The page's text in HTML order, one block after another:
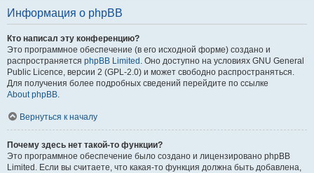
Информация о phpBB
Кто написал эту конференцию?
Это программное обеспечение (в его исходной форме) создано и
распространяется phpBB Limited . Оно доступно на условиях GNU General
Public Licence, версии 2 (GPL-2.0) и может свободно распространяться.
Для получения более подробных сведений перейдите по ссылке
About phpBB.
Вернуться к началу
Почему здесь нет такой-то функции?
Это программное обеспечение было создано и лицензировано phpBB
Limited. Если вы считаете, что какая-то функция должна быть добавлена,